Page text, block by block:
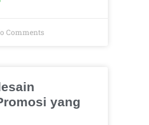
Comments
yang